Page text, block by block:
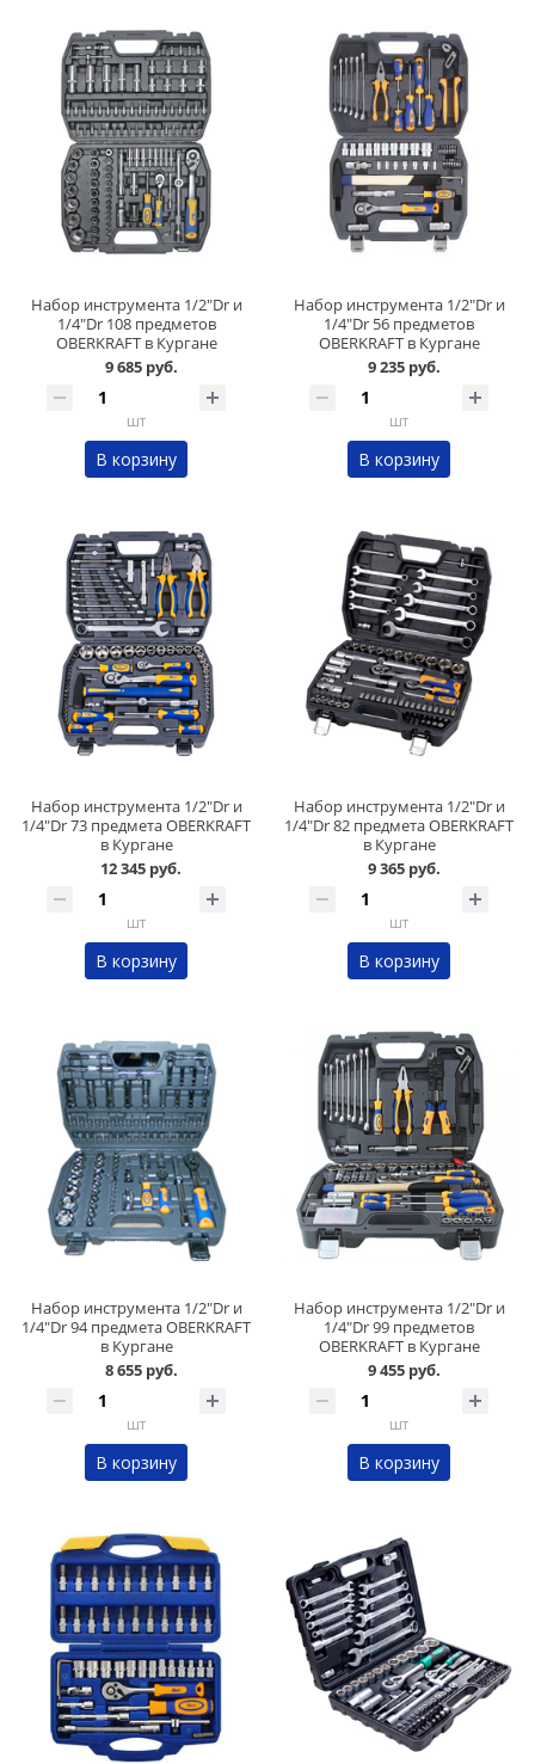
Набор инструмента 1/2"Dr и
1/4"Dr 108 предметов
OBERKRAFT в Кургане
9 685 руб.
шт
В корзину
Набор инструмента 1/2"Dr и
1/4"Dr 56 предметов
OBERKRAFT в Кургане
9 235 руб.
шт
В корзину
Набор инструмента 1/2"Dr и
1/4"Dr 73 предмета OBERKRAFT
в Кургане
12 345 руб.
шт
В корзину
Набор инструмента 1/2"Dr и
1/4"Dr 82 предмета OBERKRAFT
в Кургане
9 365 руб.
шт
В корзину
Набор инструмента 1/2"Dr и
1/4"Dr 94 предмета OBERKRAFT
в Кургане
8 655 руб.
шт
В корзину
Набор инструмента 1/2"Dr и
1/4"Dr 99 предметов
OBERKRAFT в Кургане
9 455 руб.
шт
В корзину